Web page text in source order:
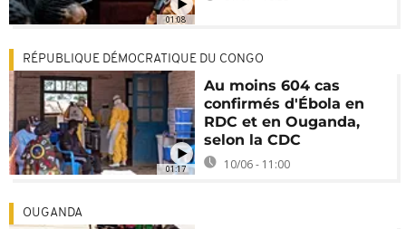
01:08
01:17
RÉPUBLIQUE DÉMOCRATIQUE DU CONGO
Au moins 604 cas
confirmés d'Ébola en
RDC et en Ouganda,
selon la CDC
10/06 - 11:00
OUGANDA